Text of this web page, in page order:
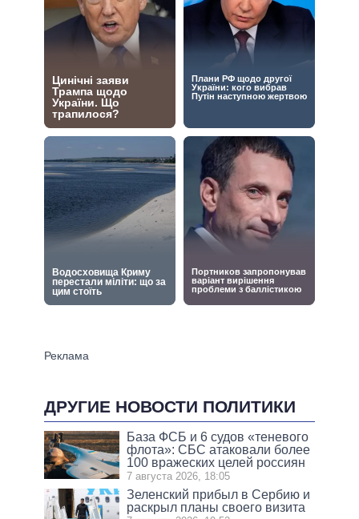
ДРУГИЕ НОВОСТИ ПОЛИТИКИ
База ФСБ и 6 судов «теневого
флота»: СБС атаковали более
100 вражеских целей россиян
7 августа 2026, 18:05
Зеленский прибыл в Сербию и
раскрыл планы своего визита